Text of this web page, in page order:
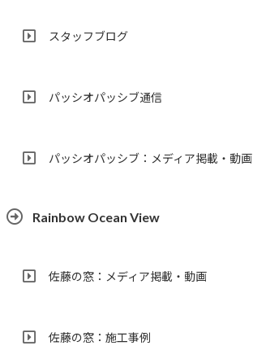
スタッフブログ
パッシオパッシブ通信
パッシオパッシブ：メディア掲載・動画
Rainbow Ocean View
佐藤の窓：メディア掲載・動画
佐藤の窓：施工事例